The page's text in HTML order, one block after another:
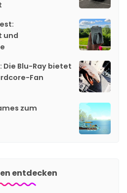
und
Die Blu-Ray bietet
Fan
zum
entdecken